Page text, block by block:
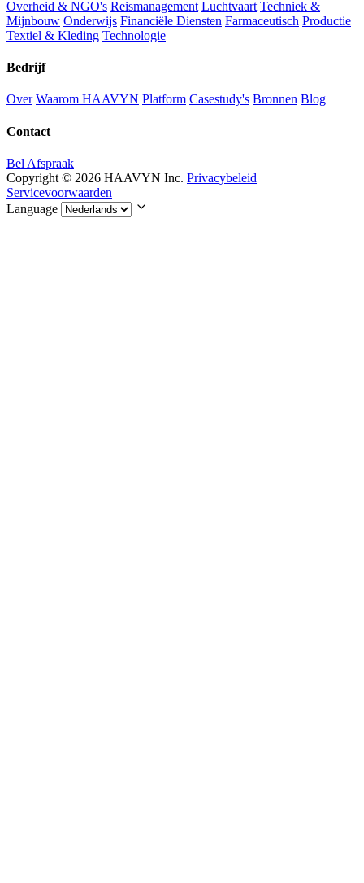
Overheid & NGO's Reismanagement Luchtvaart Techniek &
Mijnbouw Onderwijs Financiële Diensten Farmaceutisch Productie
Textiel & Kleding Technologie
Bedrijf
Over Waarom HAAVYN Platform Casestudy's Bronnen Blog
Contact
Bel Afspraak
Copyright © 2026 HAAVYN Inc. Privacybeleid
Servicevoorwaarden
Language